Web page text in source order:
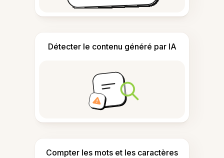
Détecter le contenu généré par IA
Compter les mots et les caractères